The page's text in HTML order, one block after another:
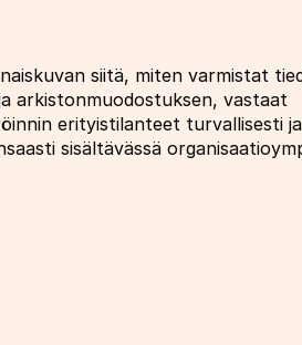
siitä, miten varmistat
arkistonmuodostuksen, vastaat
erityistilanteet turvallisesti ja
sisältävässä